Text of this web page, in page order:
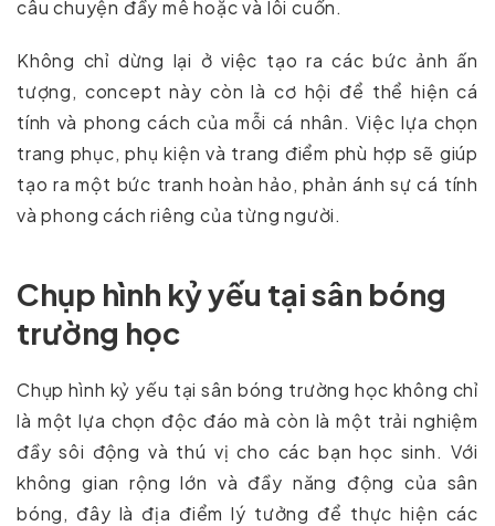
câu chuyện đầy mê hoặc và lôi cuốn.
Không chỉ dừng lại ở việc tạo ra các bức ảnh ấn
tượng, concept này còn là cơ hội để thể hiện cá
tính và phong cách của mỗi cá nhân. Việc lựa chọn
trang phục, phụ kiện và trang điểm phù hợp sẽ giúp
tạo ra một bức tranh hoàn hảo, phản ánh sự cá tính
và phong cách riêng của từng người.
Chụp hình kỷ yếu tại sân bóng
trường học
Chụp hình kỷ yếu tại sân bóng trường học không chỉ
là một lựa chọn độc đáo mà còn là một trải nghiệm
đầy sôi động và thú vị cho các bạn học sinh. Với
không gian rộng lớn và đầy năng động của sân
bóng, đây là địa điểm lý tưởng để thực hiện các